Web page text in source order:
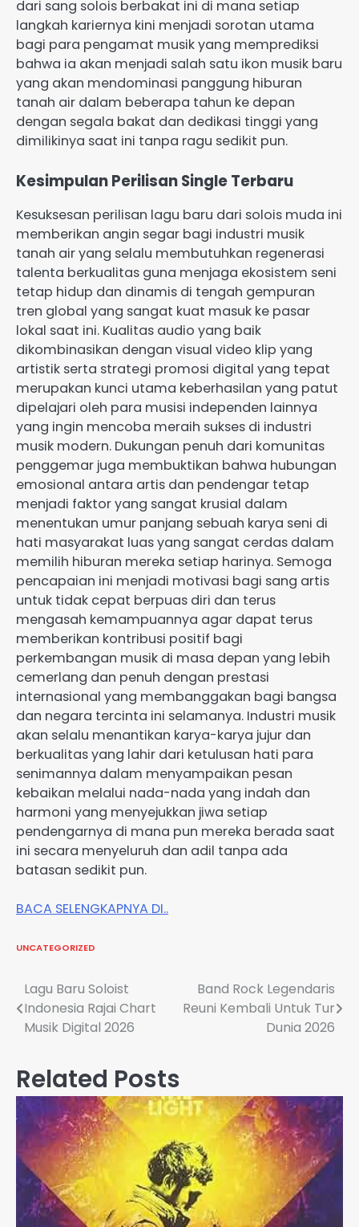
dari sang solois berbakat ini di mana setiap
langkah kariernya kini menjadi sorotan utama
bagi para pengamat musik yang memprediksi
bahwa ia akan menjadi salah satu ikon musik baru
yang akan mendominasi panggung hiburan
tanah air dalam beberapa tahun ke depan
dengan segala bakat dan dedikasi tinggi yang
dimilikinya saat ini tanpa ragu sedikit pun.
Kesimpulan Perilisan Single Terbaru
Kesuksesan perilisan lagu baru dari solois muda ini
memberikan angin segar bagi industri musik
tanah air yang selalu membutuhkan regenerasi
talenta berkualitas guna menjaga ekosistem seni
tetap hidup dan dinamis di tengah gempuran
tren global yang sangat kuat masuk ke pasar
lokal saat ini. Kualitas audio yang baik
dikombinasikan dengan visual video klip yang
artistik serta strategi promosi digital yang tepat
merupakan kunci utama keberhasilan yang patut
dipelajari oleh para musisi independen lainnya
yang ingin mencoba meraih sukses di industri
musik modern. Dukungan penuh dari komunitas
penggemar juga membuktikan bahwa hubungan
emosional antara artis dan pendengar tetap
menjadi faktor yang sangat krusial dalam
menentukan umur panjang sebuah karya seni di
hati masyarakat luas yang sangat cerdas dalam
memilih hiburan mereka setiap harinya. Semoga
pencapaian ini menjadi motivasi bagi sang artis
untuk tidak cepat berpuas diri dan terus
mengasah kemampuannya agar dapat terus
memberikan kontribusi positif bagi
perkembangan musik di masa depan yang lebih
cemerlang dan penuh dengan prestasi
internasional yang membanggakan bagi bangsa
dan negara tercinta ini selamanya. Industri musik
akan selalu menantikan karya-karya jujur dan
berkualitas yang lahir dari ketulusan hati para
senimannya dalam menyampaikan pesan
kebaikan melalui nada-nada yang indah dan
harmoni yang menyejukkan jiwa setiap
pendengarnya di mana pun mereka berada saat
ini secara menyeluruh dan adil tanpa ada
batasan sedikit pun.
BACA SELENGKAPNYA DI..
UNCATEGORIZED
Post
navigation
Lagu Baru Soloist
Indonesia Rajai Chart
Musik Digital 2026
Band Rock Legendaris
Reuni Kembali Untuk Tur
Dunia 2026
Related Posts